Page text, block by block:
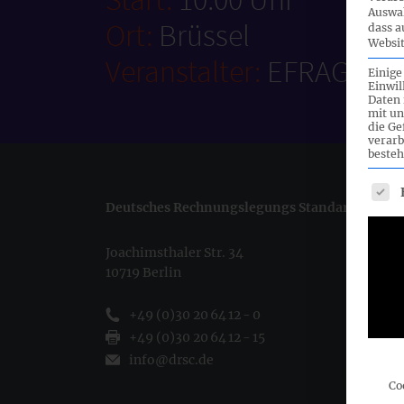
Ort: Brüssel
Veranstalter: EFRAG
Deutsches Rechnungslegungs Standards
Joachimsthaler Str. 34
10719 Berlin
+49 (0)30 20 64 12 - 0
+49 (0)30 20 64 12 - 15
info@drsc.de
dass
Daten
mit
die
Es